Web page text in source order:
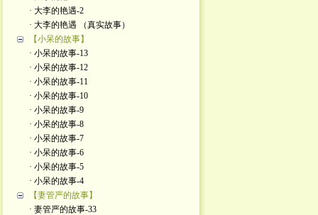
· 大李的艳遇-2
· 大李的艳遇 （真实故事）
【小呆的故事】
· 小呆的故事-13
· 小呆的故事-12
· 小呆的故事-11
· 小呆的故事-10
· 小呆的故事-9
· 小呆的故事-8
· 小呆的故事-7
· 小呆的故事-6
· 小呆的故事-5
· 小呆的故事-4
【妻管严的故事】
· 妻管严的故事-33